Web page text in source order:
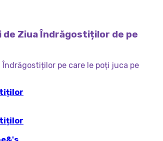
de Ziua Îndrăgostiților de pe
pe care le poți juca pe